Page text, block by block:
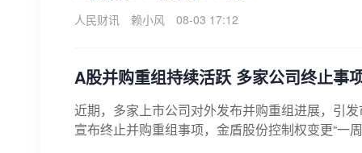
人民财讯
赖小风 08-03 17:12
A股并购重组持续活跃 多家公司终止事
近期，多家上市公司对外发布并购重组进展，引
宣布终止并购重组事项，金盾股份控制权变更“一